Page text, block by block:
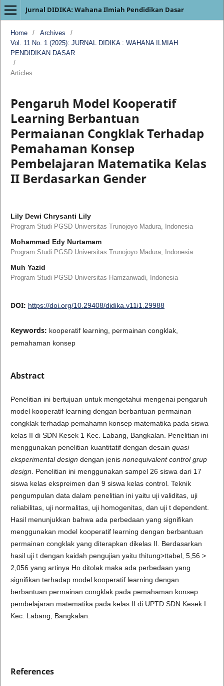
Jurnal DIDIKA: Wahana Ilmiah Pendidikan Dasar
Home / Archives
/
Vol. 11 No. 1 (2025): JURNAL DIDIKA : WAHANA ILMIAH
PENDIDIKAN DASAR
/
Articles
Pengaruh Model Kooperatif
Learning Berbantuan
Permaianan Congklak Terhadap
Pemahaman Konsep
Pembelajaran Matematika Kelas
II Berdasarkan Gender
Lily Dewi Chrysanti Lily
Program Studi PGSD Universitas Trunojoyo Madura, Indonesia
Mohammad Edy Nurtamam
Program Studi PGSD Universitas Trunojoyo Madura, Indonesia
Muh Yazid
Program Studi PGSD Universitas Hamzanwadi, Indonesia
DOI: https://doi.org/10.29408/didika.v11i1.29988
Keywords: kooperatif learning, permainan congklak,
pemahaman konsep
Abstract
Penelitian ini bertujuan untuk mengetahui mengenai pengaruh
model kooperatif learning dengan berbantuan permainan
congklak terhadap pemahamn konsep matematika pada siswa
kelas II di SDN Kesek 1 Kec. Labang, Bangkalan. Penelitian ini
menggunakan penelitian kuantitatif dengan desain quasi
eksperimental design dengan jenis nonequivalent control grup
design . Penelitian ini menggunakan sampel 26 siswa dari 17
siswa kelas ekspreimen dan 9 siswa kelas control. Teknik
pengumpulan data dalam penelitian ini yaitu uji validitas, uji
reliabilitas, uji normalitas, uji homogenitas, dan uji t dependent.
Hasil menunjukkan bahwa ada perbedaan yang signifikan
menggunakan model kooperatif learning dengan berbantuan
permainan congklak yang diterapkan dikelas II. Berdasarkan
hasil uji t dengan kaidah pengujian yaitu thitung>ttabel, 5,56 >
2,056 yang artinya Ho ditolak maka ada perbedaan yang
signifikan terhadap model kooperatif learning dengan
berbantuan permainan congklak pada pemahaman konsep
pembelajaran matematika pada kelas II di UPTD SDN Kesek I
Kec. Labang, Bangkalan.
References